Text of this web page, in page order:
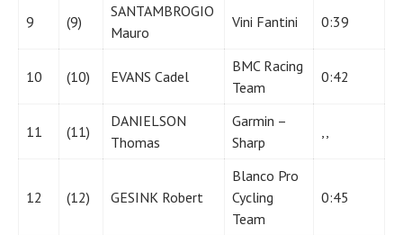
9 (9)
SANTAMBROGIO
Mauro
Vini Fantini 0:39
10 (10) EVANS Cadel
BMC Racing
Team
0:42
11 (11)
DANIELSON
Thomas
Garmin –
Sharp
12 (12) GESINK Robert
Blanco Pro
Cycling
Team
0:45